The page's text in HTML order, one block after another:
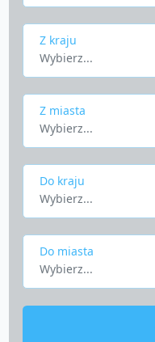
Z kraju
Wybierz...
Z miasta
Wybierz...
Do kraju
Wybierz...
Do miasta
Wybierz...